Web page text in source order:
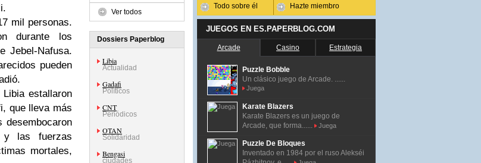
mil personas.
durante los
Jebel-Nafusa.
pueden
estallaron
que lleva más
desembocaron
y las fuerzas
mortales,
Ver todos
Dossiers Paperblog
Libia
Actualidad
Gadafi
Políticos
CNT
Periódicos
OTAN
Solidaridad
Bengasi
ciudades
Todo sobre él Hazte miembro
JUEGOS EN ES.PAPERBLOG.COM
Arcade Casino Estrategia
Puzzle Bobble
Un clásico juego de Arcade. ......
Juega
Karate Blazers
Karate Blazers es un juego de
Arcade, que forma......
Juega
Puzzle De Bloques
Inventado en 1984 por el ruso Alekséi